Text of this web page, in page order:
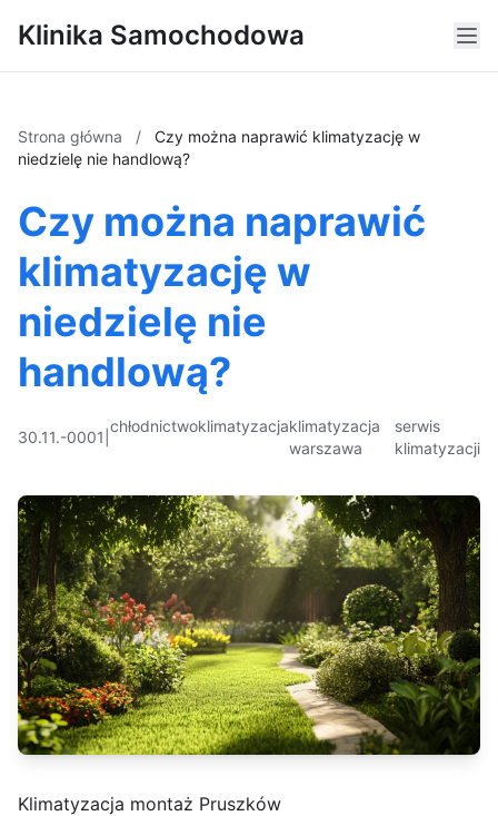
Klinika Samochodowa
Strona główna /
Czy można naprawić klimatyzację w
niedzielę nie handlową?
Czy można naprawić
klimatyzację w
niedzielę nie
handlową?
30.11.-0001
chłodnictwoklimatyzacjaklimatyzacja
warszawa
serwis
klimatyzacji
Klimatyzacja montaż Pruszków